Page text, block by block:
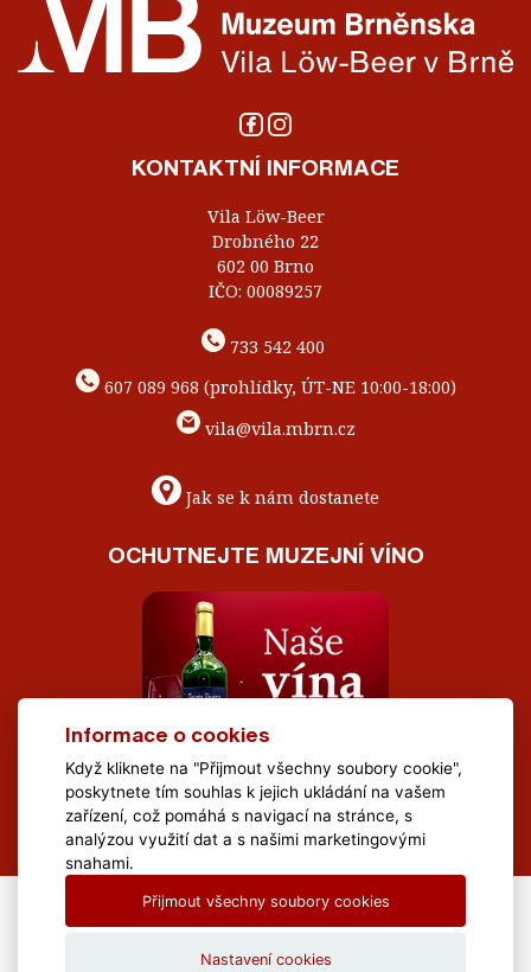
KONTAKTNÍ INFORMACE
Vila Löw-Beer
Drobného 22
602 00 Brno
IČO: 00089257
733 542 400
607 089 968 (prohlídky, ÚT-NE 10:00-18:00)
vila@vila.mbrn.cz
Jak se k nám dostanete
OCHUTNEJTE MUZEJNÍ VÍNO
All Rights Reserved Muzeum Brněnska © 2020, Webdesign by
Informace o cookies
Když kliknete na "Přijmout všechny soubory cookie",
poskytnete tím souhlas k jejich ukládání na vašem
zařízení, což pomáhá s navigací na stránce, s
analýzou využití dat a s našimi marketingovými
snahami.
Přijmout všechny soubory cookies
Nastavení cookies